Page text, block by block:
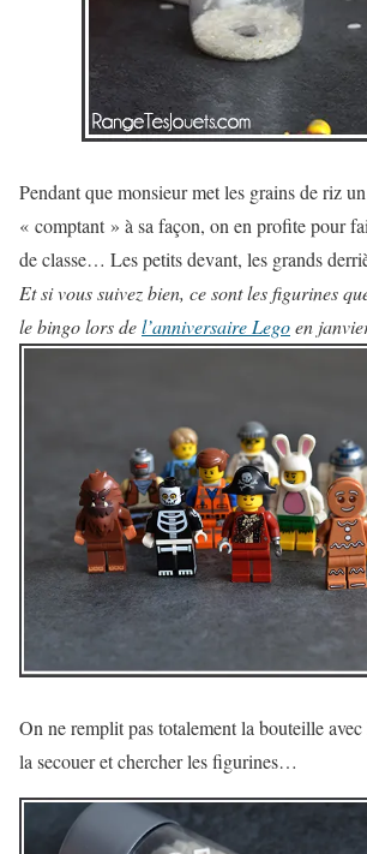
Pendant que monsieur met les grains de riz
« comptant » à sa façon, on en profite pour
de classe… Les petits devant, les grands
Et si vous suivez bien, ce sont les figurines
le bingo lors del’anniversaire Legoen
On ne remplit pas totalement la bouteille
la secouer et chercher les figurines…